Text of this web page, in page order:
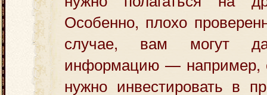
Особенно, плохо
случае, вам могут
информацию — например,
нужно инвестировать в